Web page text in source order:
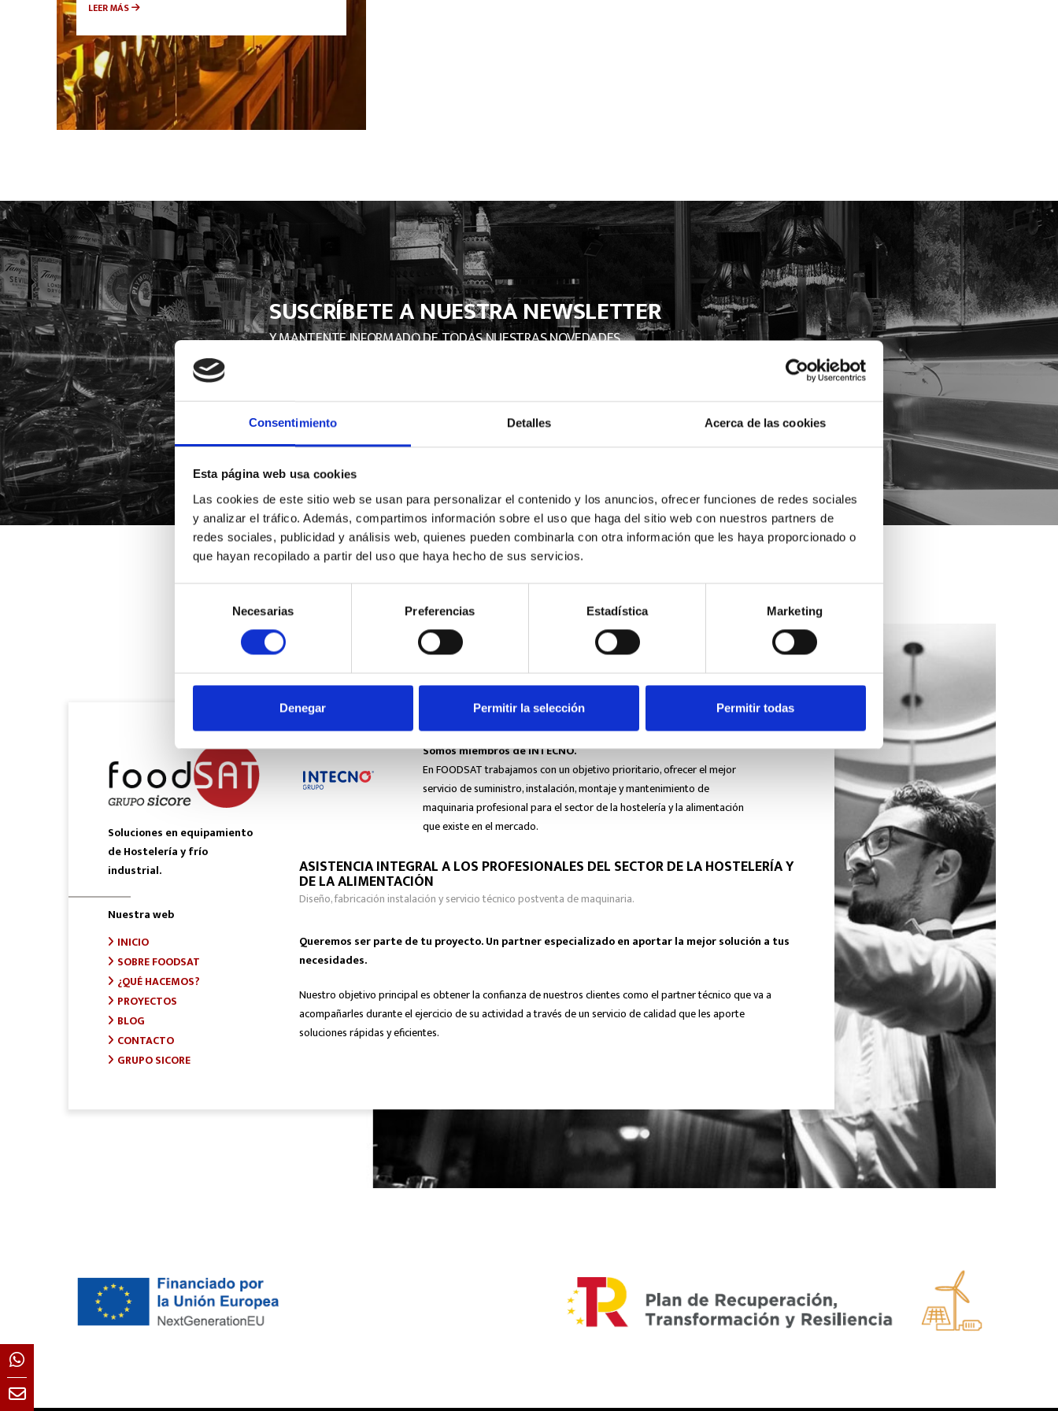
Consentimiento Detalles Acerca de las cookies
Esta página web usa cookies
Las cookies de este sitio web se usan para personalizar el contenido y los anuncios, ofrecer funciones de redes sociales
y analizar el tráfico. Además, compartimos información sobre el uso que haga del sitio web con nuestros partners de
redes sociales, publicidad y análisis web, quienes pueden combinarla con otra información que les haya proporcionado o
que hayan recopilado a partir del uso que haya hecho de sus servicios.
consentimiento
Necesarias Preferencias Estadística Marketing
Denegar Permitir la selección Permitir todas
LEER MÁS
SUSCRÍBETE A NUESTRA NEWSLETTER
Y MANTENTE INFORMADO DE TODAS NUESTRAS NOVEDADES
*Suscribiéndote aceptas nuestra política de privacidad
Soluciones en equipamiento
de Hostelería y frío
industrial.
Nuestra web
INICIO
SOBRE FOODSAT
¿QUÉ HACEMOS?
PROYECTOS
BLOG
CONTACTO
GRUPO SICORE
Somos miembros de INTECNO.
En FOODSAT trabajamos con un objetivo prioritario, ofrecer el mejor
servicio de suministro, instalación, montaje y mantenimiento de
maquinaria profesional para el sector de la hostelería y la alimentación
que existe en el mercado.
ASISTENCIA INTEGRAL A LOS PROFESIONALES DEL SECTOR DE LA HOSTELERÍA Y
DE LA ALIMENTACIÓN
Diseño, fabricación instalación y servicio técnico postventa de maquinaria.
Queremos ser parte de tu proyecto. Un partner especializado en aportar la mejor solución a tus
necesidades.
Nuestro objetivo principal es obtener la confianza de nuestros clientes como el partner técnico que va a
acompañarles durante el ejercicio de su actividad a través de un servicio de calidad que les aporte
soluciones rápidas y eficientes.